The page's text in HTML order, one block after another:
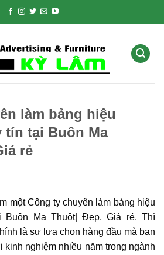
làm bảng hiệu
tín tại Buôn Ma
rẻ
một Công ty chuyên làm bảng hiệu
Buôn Ma Thuột| Đẹp, Giá rẻ. Thì
là sự lựa chọn hàng đầu mà bạn
kinh nghiệm nhiều năm trong ngành